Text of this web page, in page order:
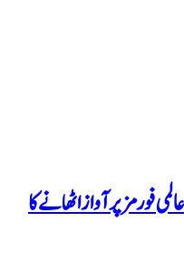
فورمز پر آواز اٹھانے کا